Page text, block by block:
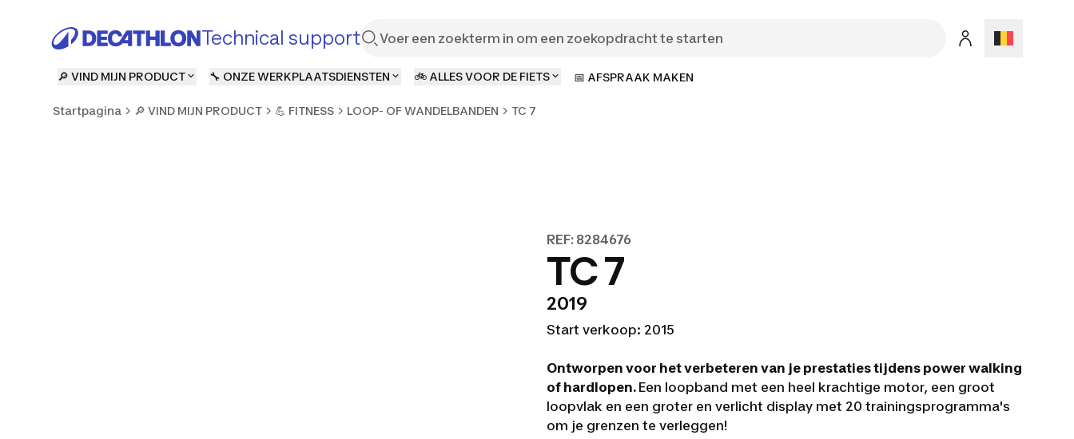
Technical support
🔎 VIND MIJN PRODUCT 🔧 ONZE WERKPLAATSDIENSTEN 🚲 ALLES VOOR DE FIETS 📅 AFSPRAAK MAKEN
Startpagina 🔎 VIND MIJN PRODUCT 💪 FITNESS LOOP- OF WANDELBANDEN TC 7
REF: 8284676
TC 7
2019
Start verkoop: 2015
Ontworpen voor het verbeteren van je prestaties tijdens power walking
of hardlopen. Een loopband met een heel krachtige motor, een groot
loopvlak en een groter en verlicht display met 20 trainingsprogramma's
om je grenzen te verleggen!